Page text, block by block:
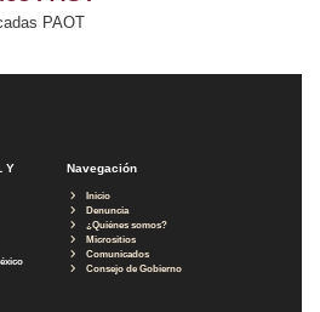
PAOT
Y
Navegación
Inicio
Denuncia
¿Quiénes somos?
Micrositios
Comunicados
Consejo de Gobierno